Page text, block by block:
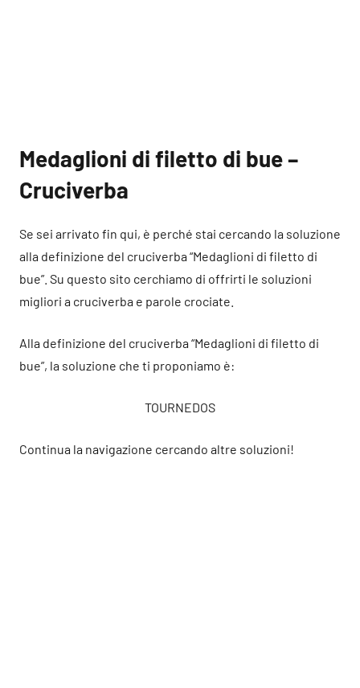
Medaglioni di filetto di bue –
Cruciverba
Se sei arrivato fin qui, è perché stai cercando la soluzione
alla definizione del cruciverba “Medaglioni di filetto di
bue”. Su questo sito cerchiamo di offrirti le soluzioni
migliori a cruciverba e parole crociate.
Alla definizione del cruciverba “Medaglioni di filetto di
bue”, la soluzione che ti proponiamo è:
TOURNEDOS
Continua la navigazione cercando altre soluzioni!